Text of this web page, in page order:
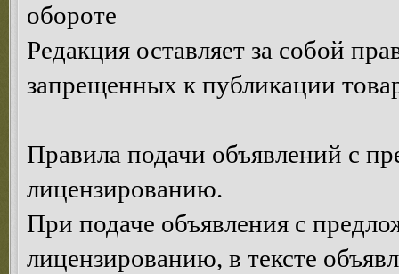
обороте
Редакция оставляет за собой
запрещенных к публикации
Правила подачи объявлений с
лицензированию.
При подаче объявления с
лицензированию, в тексте